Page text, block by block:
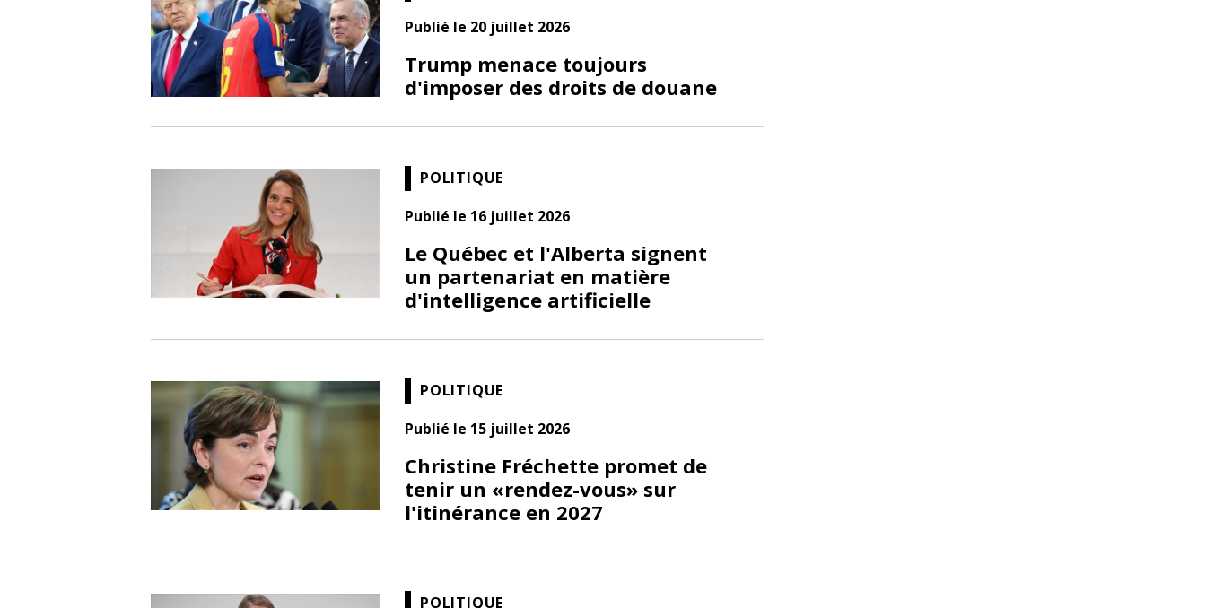
Publié le 20 juillet 2026
Trump menace toujours
d'imposer des droits de douane
POLITIQUE
Publié le 16 juillet 2026
Le Québec et l'Alberta signent
un partenariat en matière
d'intelligence artificielle
POLITIQUE
Publié le 15 juillet 2026
Christine Fréchette promet de
tenir un «rendez-vous» sur
l'itinérance en 2027
POLITIQUE